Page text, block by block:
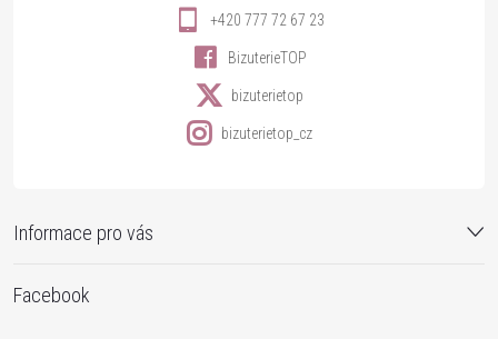
Informace pro vás
+420 777 72 67 23
BizuterieTOP
bizuterietop
bizuterietop_cz
Facebook